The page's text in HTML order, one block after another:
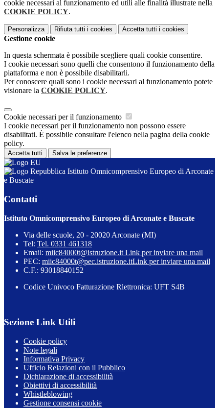
cookie necessari al funzionamento ed utili alle finalità illustrate nella
COOKIE POLICY.
Personalizza Rifiuta tutti i cookies Accetta tutti i cookies
Gestione cookie
In questa schermata è possibile scegliere quali cookie consentire.
I cookie necessari sono quelli che consentono il funzionamento della
piattaforma e non è possibile disabilitarli.
Per conoscere quali sono i cookie necessari al funzionamento potete
visionare la COOKIE POLICY.
Cookie necessari per il funzionamento
I cookie necessari per il funzionamento non possono essere
disabilitati. È possibile consultare l'elenco nella pagina della cookie
policy.
Accetta tutti Salva le preferenze
Istituto Omnicomprensivo Europeo di Arconate
e Buscate
Contatti
Istituto Omnicomprensivo Europeo di Arconate e Buscate
Via delle scuole, 20 - 20020 Arconate (MI)
Tel: Tel. 0331 461318
Email: miic84000t@istruzione.it Link per inviare una mail
PEC: miic84000t@pec.istruzione.itLink per inviare una mail
C.F.: 93018840152
Codice Univoco Fatturazione Rlettronica: UFT S4B
Sezione Link Utili
Cookie policy
Note legali
Informativa Privacy
Ufficio Relazioni con il Pubblico
Dichiarazione di accessibilità
Obiettivi di accessibilità
Whistleblowing
Gestione consensi cookie